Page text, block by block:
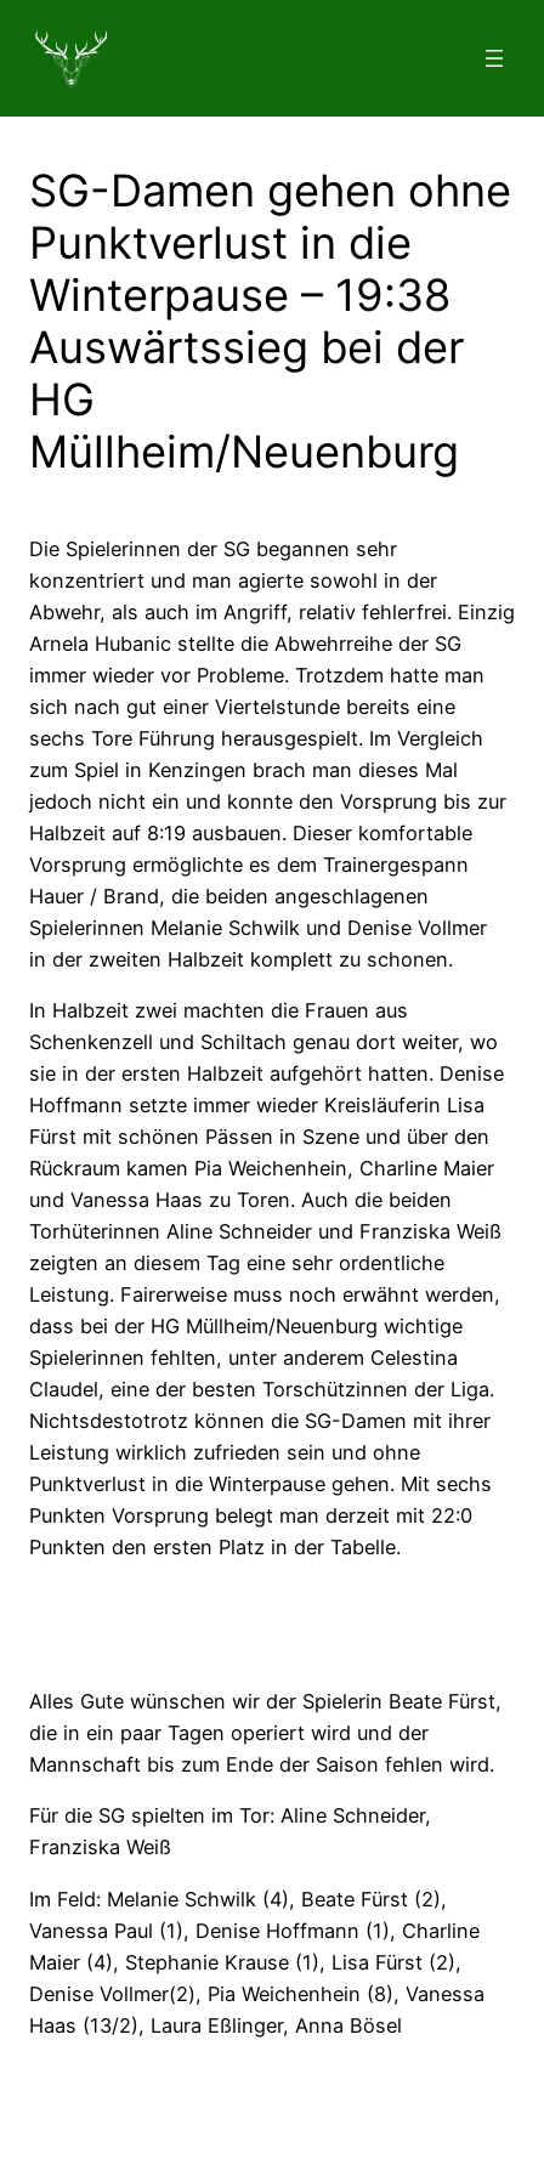
Inhalt
springen
SG-Damen gehen ohne
Punktverlust in die
Winterpause – 19:38
Auswärtssieg bei der
HG
Müllheim/Neuenburg
Die Spielerinnen der SG begannen sehr
konzentriert und man agierte sowohl in der
Abwehr, als auch im Angriff, relativ fehlerfrei. Einzig
Arnela Hubanic stellte die Abwehrreihe der SG
immer wieder vor Probleme. Trotzdem hatte man
sich nach gut einer Viertelstunde bereits eine
sechs Tore Führung herausgespielt. Im Vergleich
zum Spiel in Kenzingen brach man dieses Mal
jedoch nicht ein und konnte den Vorsprung bis zur
Halbzeit auf 8:19 ausbauen. Dieser komfortable
Vorsprung ermöglichte es dem Trainergespann
Hauer / Brand, die beiden angeschlagenen
Spielerinnen Melanie Schwilk und Denise Vollmer
in der zweiten Halbzeit komplett zu schonen.
In Halbzeit zwei machten die Frauen aus
Schenkenzell und Schiltach genau dort weiter, wo
sie in der ersten Halbzeit aufgehört hatten. Denise
Hoffmann setzte immer wieder Kreisläuferin Lisa
Fürst mit schönen Pässen in Szene und über den
Rückraum kamen Pia Weichenhein, Charline Maier
und Vanessa Haas zu Toren. Auch die beiden
Torhüterinnen Aline Schneider und Franziska Weiß
zeigten an diesem Tag eine sehr ordentliche
Leistung. Fairerweise muss noch erwähnt werden,
dass bei der HG Müllheim/Neuenburg wichtige
Spielerinnen fehlten, unter anderem Celestina
Claudel, eine der besten Torschützinnen der Liga.
Nichtsdestotrotz können die SG-Damen mit ihrer
Leistung wirklich zufrieden sein und ohne
Punktverlust in die Winterpause gehen. Mit sechs
Punkten Vorsprung belegt man derzeit mit 22:0
Punkten den ersten Platz in der Tabelle.
Alles Gute wünschen wir der Spielerin Beate Fürst,
die in ein paar Tagen operiert wird und der
Mannschaft bis zum Ende der Saison fehlen wird.
Für die SG spielten im Tor: Aline Schneider,
Franziska Weiß
Im Feld: Melanie Schwilk (4), Beate Fürst (2),
Vanessa Paul (1), Denise Hoffmann (1), Charline
Maier (4), Stephanie Krause (1), Lisa Fürst (2),
Denise Vollmer(2), Pia Weichenhein (8), Vanessa
Haas (13/2), Laura Eßlinger, Anna Bösel